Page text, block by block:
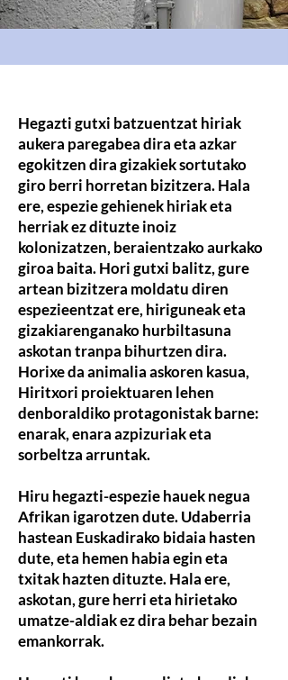
Hegazti gutxi batzuentzat hiriak
aukera paregabea dira eta azkar
egokitzen dira gizakiek sortutako
giro berri horretan bizitzera. Hala
ere, espezie gehienek hiriak eta
herriak ez dituzte inoiz
kolonizatzen, beraientzako aurkako
giroa baita. Hori gutxi balitz, gure
artean bizitzera moldatu diren
espezieentzat ere, hiriguneak eta
gizakiarenganako hurbiltasuna
askotan tranpa bihurtzen dira.
Horixe da animalia askoren kasua,
Hiritxori proiektuaren lehen
denboraldiko protagonistak barne:
enarak, enara azpizuriak eta
sorbeltza arruntak.
Hiru hegazti-espezie hauek negua
Afrikan igarotzen dute. Udaberria
hastean Euskadirako bidaia hasten
dute, eta hemen habia egin eta
txitak hazten dituzte. Hala ere,
askotan, gure herri eta hirietako
umatze-aldiak ez dira behar bezain
emankorrak.